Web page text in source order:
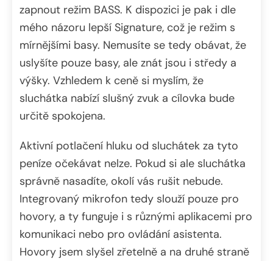
zapnout režim BASS. K dispozici je pak i dle
mého názoru lepší Signature, což je režim s
mírnějšími basy. Nemusíte se tedy obávat, že
uslyšíte pouze basy, ale znát jsou i středy a
výšky. Vzhledem k ceně si myslím, že
sluchátka nabízí slušný zvuk a cílovka bude
určitě spokojena.
Aktivní potlačení hluku od sluchátek za tyto
peníze očekávat nelze. Pokud si ale sluchátka
správně nasadíte, okolí vás rušit nebude.
Integrovaný mikrofon tedy slouží pouze pro
hovory, a ty funguje i s různými aplikacemi pro
komunikaci nebo pro ovládání asistenta.
Hovory jsem slyšel zřetelně a na druhé straně